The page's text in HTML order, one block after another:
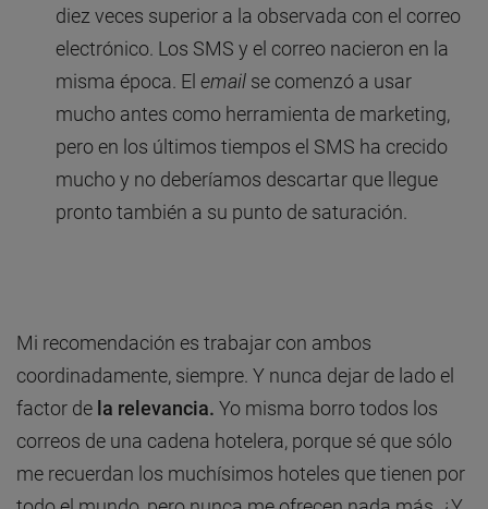
diez veces superior a la observada con el correo
electrónico. Los SMS y el correo nacieron en la
misma época. El email se comenzó a usar
mucho antes como herramienta de marketing,
pero en los últimos tiempos el SMS ha crecido
mucho y no deberíamos descartar que llegue
pronto también a su punto de saturación.
Mi recomendación es trabajar con ambos
coordinadamente, siempre. Y nunca dejar de lado el
factor de la relevancia. Yo misma borro todos los
correos de una cadena hotelera, porque sé que sólo
me recuerdan los muchísimos hoteles que tienen por